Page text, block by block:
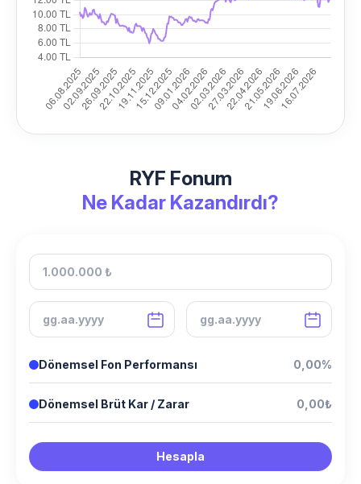
RYF Fonum
Ne Kadar Kazandırdı?
Dönemsel Fon Performansı 0,00%
Dönemsel Brüt Kar / Zarar 0,00₺
Hesapla